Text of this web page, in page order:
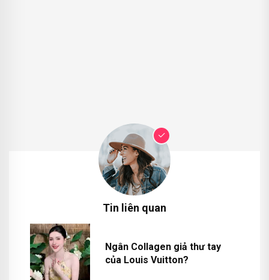
Tin liên quan
Ngân Collagen giả thư tay
của Louis Vuitton?